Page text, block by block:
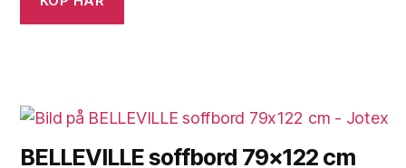
BELLEVILLE soffbord 79×122 cm